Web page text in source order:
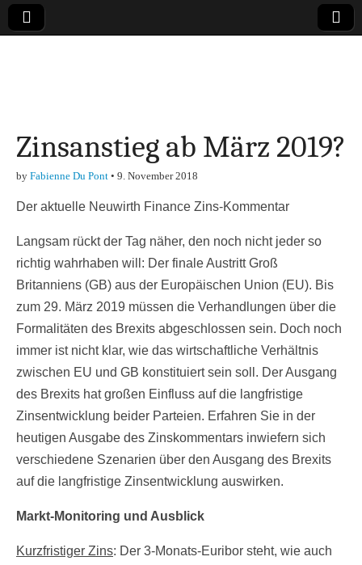
Finanzen,
Marketing-, Vertrieb-
& Investment-Tipps
Zinsanstieg ab März 2019?
by Fabienne Du Pont • 9. November 2018
Der aktuelle Neuwirth Finance Zins-Kommentar
Langsam rückt der Tag näher, den noch nicht jeder so
richtig wahrhaben will: Der finale Austritt Groß
Britanniens (GB) aus der Europäischen Union (EU). Bis
zum 29. März 2019 müssen die Verhandlungen über die
Formalitäten des Brexits abgeschlossen sein. Doch noch
immer ist nicht klar, wie das wirtschaftliche Verhältnis
zwischen EU und GB konstituiert sein soll. Der Ausgang
des Brexits hat großen Einfluss auf die langfristige
Zinsentwicklung beider Parteien. Erfahren Sie in der
heutigen Ausgabe des Zinskommentars inwiefern sich
verschiedene Szenarien über den Ausgang des Brexits
auf die langfristige Zinsentwicklung auswirken.
Markt-Monitoring und Ausblick
Kurzfristiger Zins: Der 3-Monats-Euribor steht, wie auch